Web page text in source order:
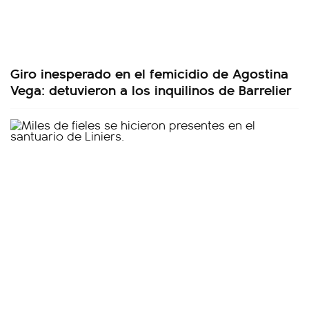
Giro inesperado en el femicidio de Agostina
Vega: detuvieron a los inquilinos de Barrelier